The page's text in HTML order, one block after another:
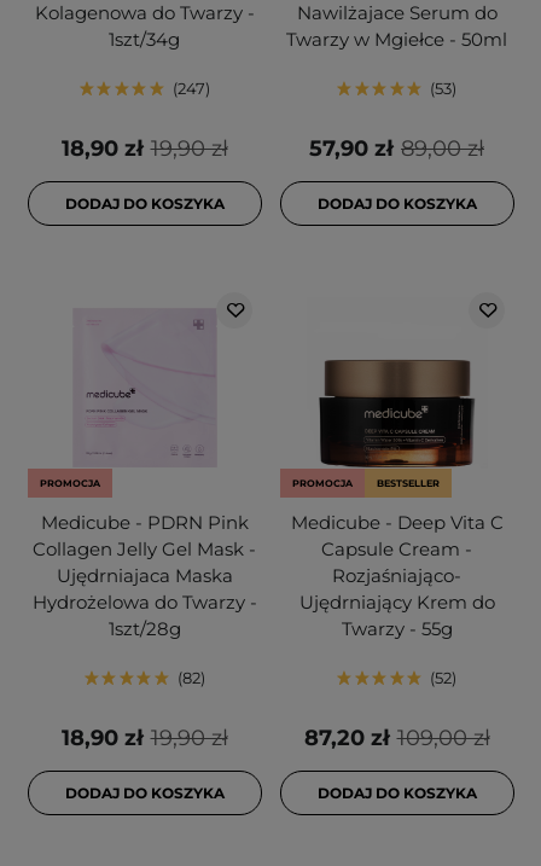
Kolagenowa do Twarzy -
1szt/34g
247
19,90 zł
18,90 zł
DODAJ DO KOSZYKA
Nawilżajace Serum do
Twarzy w Mgiełce - 50ml
53
89,00 zł
57,90 zł
DODAJ DO KOSZYKA
PROMOCJA
Medicube - PDRN Pink
Collagen Jelly Gel Mask -
Ujędrniajaca Maska
Hydrożelowa do Twarzy -
1szt/28g
82
19,90 zł
18,90 zł
DODAJ DO KOSZYKA
PROMOCJA BESTSELLER
Medicube - Deep Vita C
Capsule Cream -
Rozjaśniająco-
Ujędrniający Krem do
Twarzy - 55g
52
109,00 zł
87,20 zł
DODAJ DO KOSZYKA